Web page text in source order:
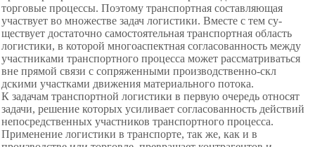
торговые процессы. Поэтому транспортная составляющая
участвует во множестве задач логистики. Вместе с тем су­
ществует достаточно самостоятельная транспортная область
логистики, в которой многоаспектная согласованность меж­ду
участниками транспортного процесса может рассматри­ваться
вне прямой связи с сопряженными производствен­но-скл
дскими участками движения материального потока.
К задачам транспортной логистики в первую очередь относят
задачи, решение которых усиливает согласован­ность действий
непосредственных участников транспор­тного процесса.
Применение логистики в транспорте, так же, как и в